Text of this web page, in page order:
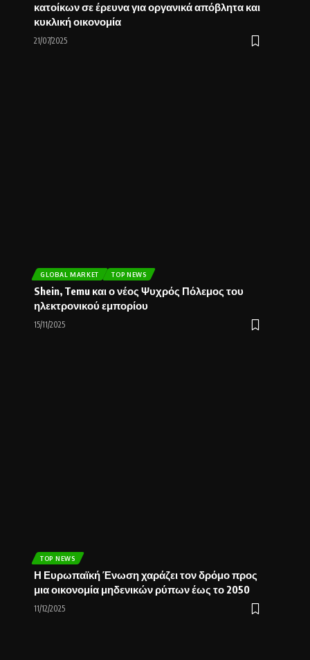
κατοίκων σε έρευνα για οργανικά απόβλητα και
κυκλική οικονομία
21/07/2025
GLOBAL MARKET TOP NEWS
Shein, Temu και ο νέος Ψυχρός Πόλεμος του
ηλεκτρονικού εμπορίου
15/11/2025
TOP NEWS
Η Ευρωπαϊκή Ένωση χαράζει τον δρόμο προς
μια οικονομία μηδενικών ρύπων έως το 2050
11/12/2025